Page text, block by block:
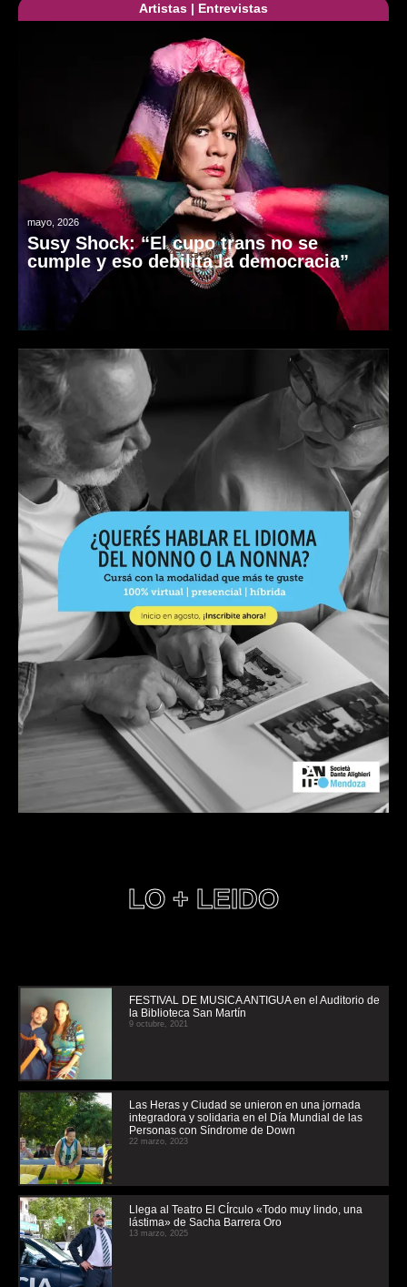
Artistas | Entrevistas
mayo, 2026
Susy Shock: “El cupo trans no se
cumple y eso debilita la democracia”
LO + LEIDO
FESTIVAL DE MUSICA ANTIGUA en el Auditorio de
la Biblioteca San Martín
9 octubre, 2021
Las Heras y Ciudad se unieron en una jornada
integradora y solidaria en el Día Mundial de las
Personas con Síndrome de Down
22 marzo, 2023
Llega al Teatro El CÍrculo «Todo muy lindo, una
lástima» de Sacha Barrera Oro
13 marzo, 2025